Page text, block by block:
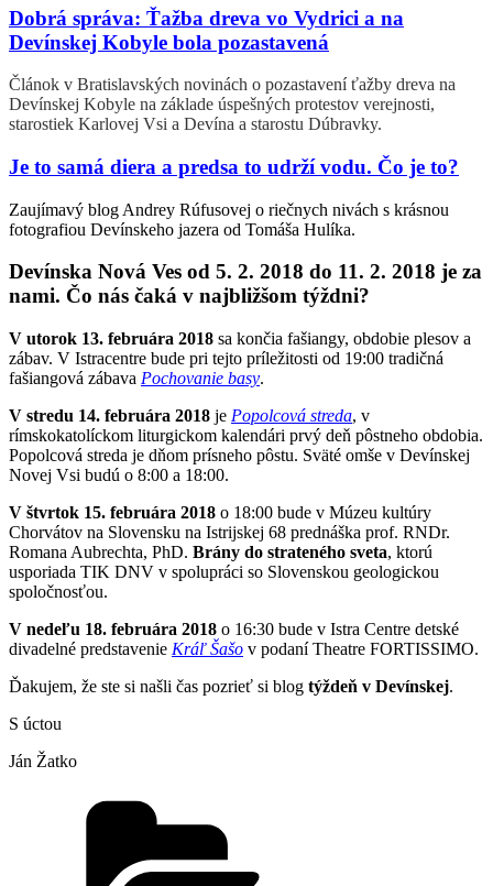
Dobrá správa: Ťažba dreva vo Vydrici a na
Devínskej Kobyle bola pozastavená
Článok v Bratislavských novinách o pozastavení ťažby dreva na
Devínskej Kobyle na základe úspešných protestov verejnosti,
starostiek Karlovej Vsi a Devína a starostu Dúbravky.
Je to samá diera a predsa to udrží vodu. Čo je to?
Zaujímavý blog Andrey Rúfusovej o riečnych nivách s krásnou
fotografiou Devínskeho jazera od Tomáša Hulíka.
Devínska Nová Ves od 5. 2. 2018 do 11. 2. 2018 je za
nami. Čo nás čaká v najbližšom týždni?
V utorok 13. februára 2018 sa končia fašiangy, obdobie plesov a
zábav. V Istracentre bude pri tejto príležitosti od 19:00 tradičná
fašiangová zábava Pochovanie basy.
V stredu 14. februára 2018 je Popolcová streda, v
rímskokatolíckom liturgickom kalendári prvý deň pôstneho obdobia.
Popolcová streda je dňom prísneho pôstu. Sväté omše v Devínskej
Novej Vsi budú o 8:00 a 18:00.
V štvrtok 15. februára 2018 o 18:00 bude v Múzeu kultúry
Chorvátov na Slovensku na Istrijskej 68 prednáška prof. RNDr.
Romana Aubrechta, PhD. Brány do strateného sveta, ktorú
usporiada TIK DNV v spolupráci so Slovenskou geologickou
spoločnosťou.
V nedeľu 18. februára 2018 o 16:30 bude v Istra Centre detské
divadelné predstavenie Kráľ Šašo v podaní Theatre FORTISSIMO.
Ďakujem, že ste si našli čas pozrieť si blog týždeň v Devínskej.
S úctou
Ján Žatko